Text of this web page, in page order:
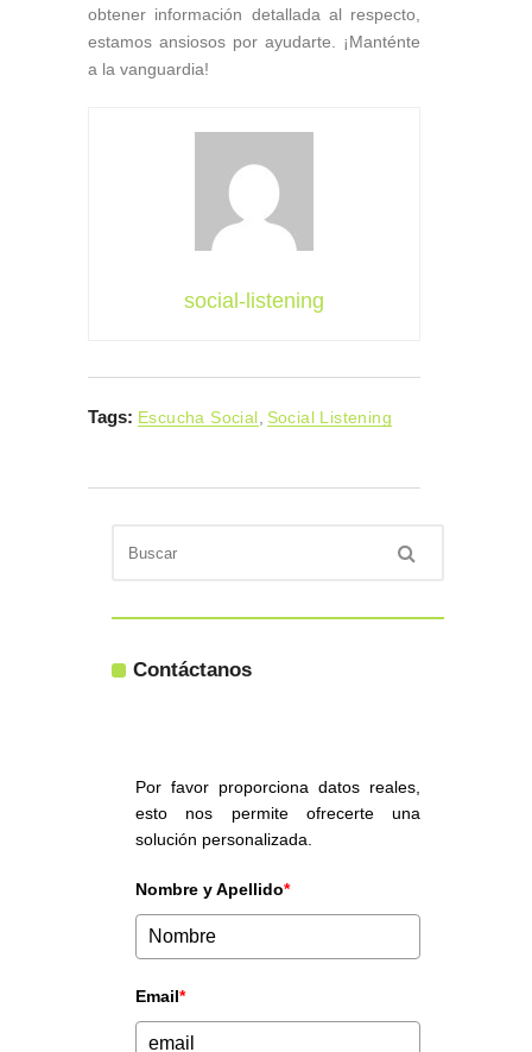
obtener información detallada al respecto,
estamos ansiosos por ayudarte. ¡Manténte
a la vanguardia!
social-listening
Tags: Escucha Social Social Listening
Contáctanos
Por favor proporciona datos reales,
esto nos permite ofrecerte una
solución personalizada.
Nombre y Apellido*
Email*